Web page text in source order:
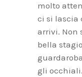
molto
ci si lascia
arrivi. Non
bella
gli